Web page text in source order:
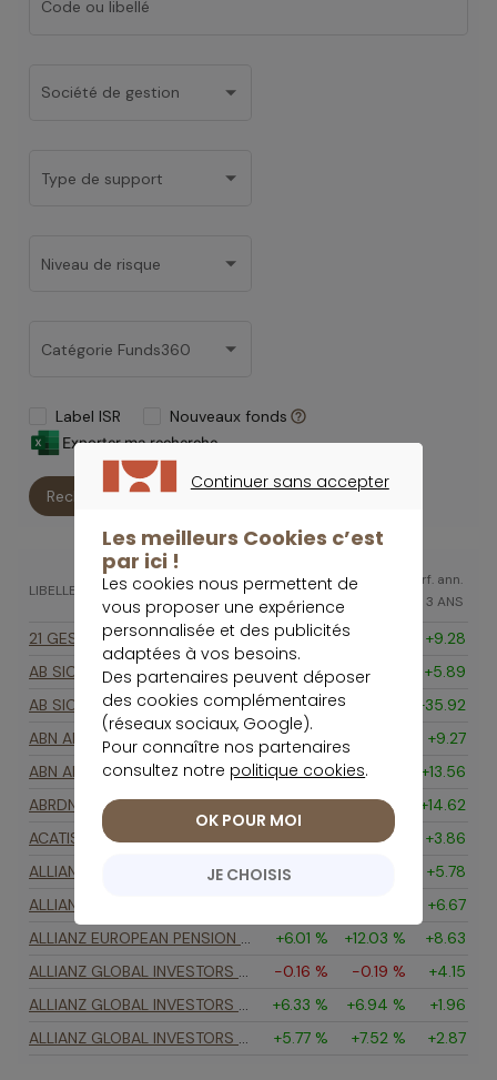
Continuer sans accepter
Les meilleurs Cookies c’est
par ici !
Les cookies nous permettent de
vous proposer une expérience
personnalisée et des publicités
adaptées à vos besoins.
Des partenaires peuvent déposer
des cookies complémentaires
(réseaux sociaux, Google).
Pour connaître nos partenaires
consultez notre politique cookies.
JE CHOISIS
OK POUR MOI